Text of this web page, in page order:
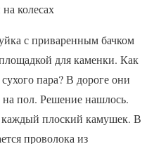
колесах
с приваренным бачком
для каменки. Как
пара? В дороге они
на пол. Решение нашлось.
каждый плоский камушек. В
проволока из